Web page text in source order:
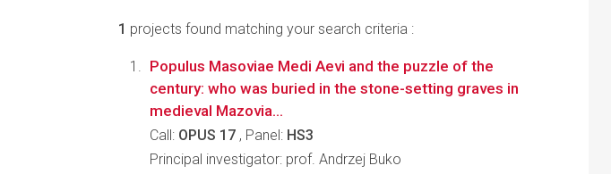
1 projects found matching your search criteria :
Populus Masoviae Medi Aevi and the puzzle of the
century: who was buried in the stone-setting graves in
medieval Mazovia...
Call: OPUS 17 , Panel: HS3
Principal investigator: prof. Andrzej Buko